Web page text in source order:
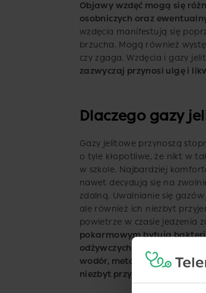
Objawy wzdęć mogą się
osobniczych oraz
wzdęcia manifestują się
brzucha. Mogą również
czy zgaga. Wzdęcia i gazy
zazwyczaj przynosi ulgę i
Dlaczego gazy
Gazy jelitowe przynoszą
o tyle kłopotliwe, że nikt w
w szkole. Najbardziej
nawet decydują się na
zdalną. Uwalnianie się
ale również ich niezbyt
powietrze w czasie jedzenia
pokarmowym bytują
odżywczych. Na skutek ich
wodór, metan, siarkowodór
niezbyt przyjemny zapach.